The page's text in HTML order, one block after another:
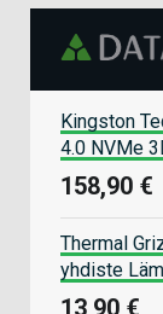
Kingston
4.0 NVMe
158,90 €
Thermal
yhdiste
13,90 €